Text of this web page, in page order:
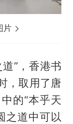
片
”，香港书
，取用了唐
的“本乎天
之道中可以